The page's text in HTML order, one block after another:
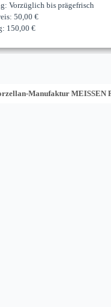
Vorzüglich bis prägefrisch
50,00 €
150,00 €
Manufaktur MEISSEN